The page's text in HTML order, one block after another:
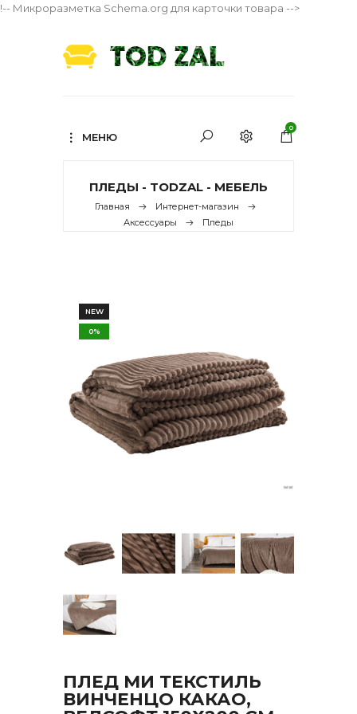
!-- Микроразметка Schema.org для карточки товара -->
МЕНЮ
0
ПЛЕДЫ - TODZAL - МЕБЕЛЬ
Главная
Интернет-магазин
Аксессуары
Пледы
NEW
0%
ПЛЕД МИ ТЕКСТИЛЬ
ВИНЧЕНЦО КАКАО,